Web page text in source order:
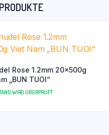
Rose 1.2mm 20x500g
„BUN TUOI“
WIRD ÜBERPRÜFT